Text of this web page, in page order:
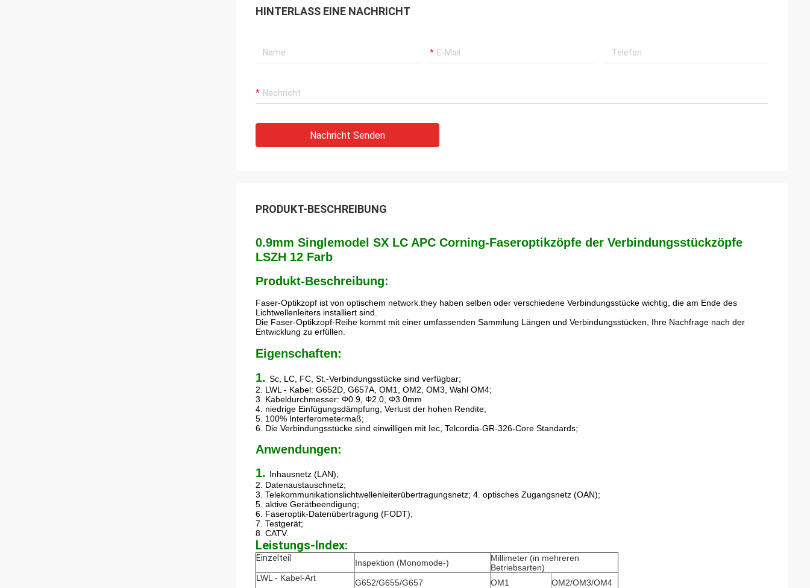
HINTERLASS EINE NACHRICHT
Nachricht Senden
PRODUKT-BESCHREIBUNG
0.9mm Singlemodel SX LC APC Corning-Faseroptikzöpfe der Verbindungsstückzöpfe
LSZH 12 Farb
Produkt-Beschreibung:
Faser-Optikzopf ist von optischem network.they haben selben oder verschiedene Verbindungsstücke wichtig, die am Ende des
Lichtwellenleiters installiert sind.
Die Faser-Optikzopf-Reihe kommt mit einer umfassenden Sammlung Längen und Verbindungsstücken, Ihre Nachfrage nach der
Entwicklung zu erfüllen.
Eigenschaften:
1. Sc, LC, FC, St.-Verbindungsstücke sind verfügbar;
2. LWL - Kabel: G652D, G657A, OM1, OM2, OM3, Wahl OM4;
3. Kabeldurchmesser: Φ0.9, Φ2.0, Φ3.0mm
4. niedrige Einfügungsdämpfung; Verlust der hohen Rendite;
5. 100% Interferometermaß;
6. Die Verbindungsstücke sind einwilligen mit Iec, Telcordia-GR-326-Core Standards;
Anwendungen:
1. Inhausnetz (LAN);
2. Datenaustauschnetz;
3. Telekommunikationslichtwellenleiterübertragungsnetz; 4. optisches Zugangsnetz (OAN);
5. aktive Gerätbeendigung;
6. Faseroptik-Datenübertragung (FODT);
7. Testgerät;
8. CATV.
Leistungs-Index:
Einzelteil Inspektion (Monomode-)
Millimeter (in mehreren
Betriebsarten)
LWL - Kabel-Art
G652/G655/G657 OM1
OM2/OM3/OM4